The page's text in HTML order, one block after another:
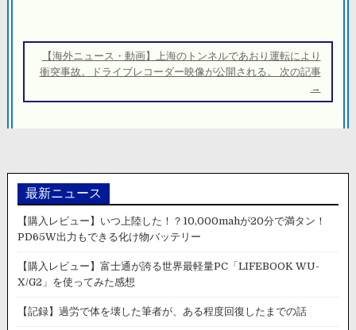
ー
シ
ョ
【海外ニュース・動画】上海のトンネルであおり運転により
衝突事故。ドライブレコーダー映像が公開される。 次の記事
→
最新ニュース
【購入レビュー】いつ上陸した！？10,000mahが20分で満タン！
PD65W出力もできる化け物バッテリー
【購入レビュー】富士通が誇る世界最軽量PC「LIFEBOOK WU-
X/G2」を使ってみた感想
【記録】過労で体を壊した筆者が、ある程度回復したまでの話